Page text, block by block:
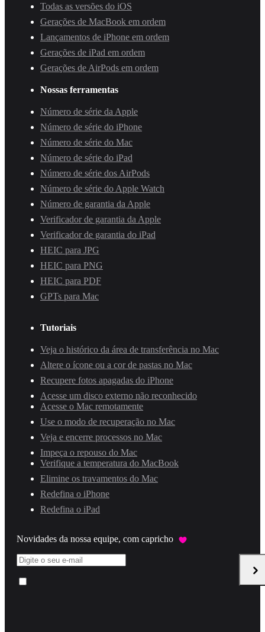
Todas as versões do iOS
Gerações de MacBook em ordem
Lançamentos de iPhone em ordem
Gerações de iPad em ordem
Gerações de AirPods em ordem
Nossas ferramentas
Número de série da Apple
Número de série do iPhone
Número de série do Mac
Número de série do iPad
Número de série dos AirPods
Número de série do Apple Watch
Número de garantia da Apple
Verificador de garantia da Apple
Verificador de garantia do iPad
HEIC para JPG
HEIC para PNG
HEIC para PDF
GPTs para Mac
Tutoriais
Veja o histórico da área de transferência no Mac
Altere o ícone ou a cor de pastas no Mac
Recupere fotos apagadas do iPhone
Acesse um disco externo não reconhecido
Acesse o Mac remotamente
Use o modo de recuperação no Mac
Veja e encerre processos no Mac
Impeça o repouso do Mac
Verifique a temperatura do MacBook
Elimine os travamentos do Mac
Redefina o iPhone
Redefina o iPad
Novidades da nossa equipe, com capricho